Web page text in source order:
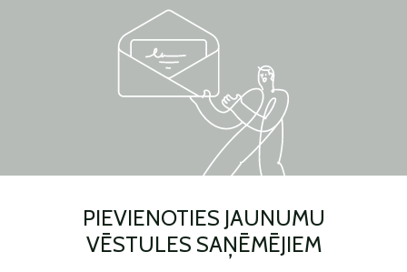
PIEVIENOTIES JAUNUMU
VĒSTULES SAŅĒMĒJIEM